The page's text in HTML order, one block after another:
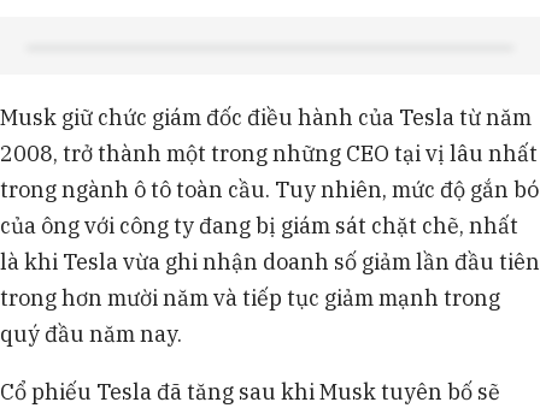
Musk giữ chức giám đốc điều hành của Tesla từ năm
2008, trở thành một trong những CEO tại vị lâu nhất
trong ngành ô tô toàn cầu. Tuy nhiên, mức độ gắn bó
của ông với công ty đang bị giám sát chặt chẽ, nhất
là khi Tesla vừa ghi nhận doanh số giảm lần đầu tiên
trong hơn mười năm và tiếp tục giảm mạnh trong
quý đầu năm nay.
Cổ phiếu Tesla đã tăng sau khi Musk tuyên bố sẽ